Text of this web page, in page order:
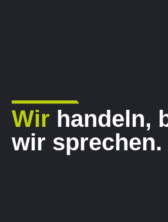
Wir handeln,
wir sprechen.